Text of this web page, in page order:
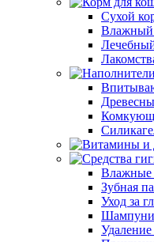
Сухой
Влажный
Влажные
Зубная
Уход за
Шампуни